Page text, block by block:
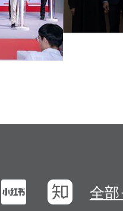
微博
小紅書
知乎
全部